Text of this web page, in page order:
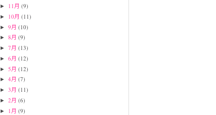
► 11月(9)
► 10月(11)
►9月(10)
►8月(9)
►7月(13)
►6月(12)
►5月(12)
►4月(7)
►3月(11)
►2月(6)
► 1月(9)